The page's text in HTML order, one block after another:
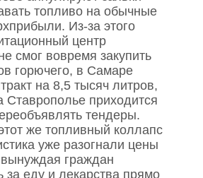
топливо на обычные
Из‑за этого
центр
смог вовремя закупить
горючего, в Самаре
на 8,5 тысяч литров,
приходится
тендеры.
же топливный коллапс
уже разогнали цены
граждан
за еду и лекарства прямо